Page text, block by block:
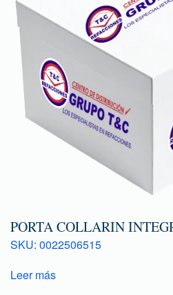
PORTA COLLARIN
SKU: 0022506515
Leer más